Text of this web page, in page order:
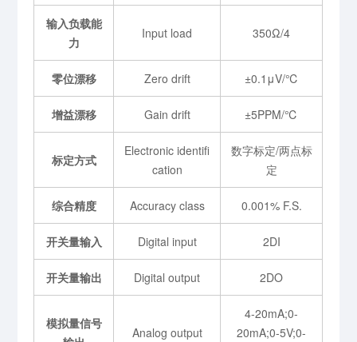
输入负载能
力
Input load 350Ω/4
零位漂移 Zero drift ±0.1μV/℃
增益漂移 Gain drift ±5PPM/℃
标定方式
Electronic identifi
cation
数字标定/两点标
定
综合精度 Accuracy class 0.001% F.S.
开关量输入 Digital input 2DI
开关量输出 Digital output 2DO
模拟量信号
Analog output
4-20mA;0-
20mA;0-5V;0-